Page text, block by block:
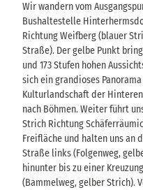
Wir wandern vom
Bushaltestelle
Richtung Weifberg (blauer
Straße). Der gelbe Punkt
und 173 Stufen hohen
sich ein grandioses
Kulturlandschaft der
nach Böhmen. Weiter führt
Strich Richtung
Freifläche und halten uns an
Straße links (Folgenweg,
hinunter bis zu einer
(Bammelweg, gelber Strich).